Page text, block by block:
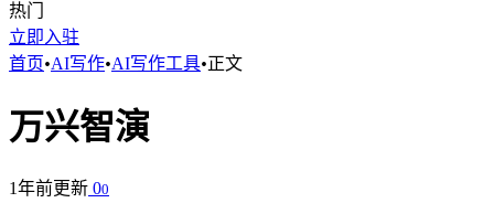
热门
立即入驻
首页•AI写作•AI写作工具•正文
万兴智演
1年前更新 00